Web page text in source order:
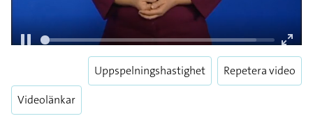
Pause
Enter
Videolänkar
Uppspelningshastighet Repetera video